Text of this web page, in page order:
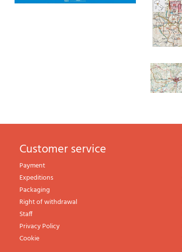
Customer service
Payment
Expeditions
Packaging
Right of withdrawal
Staff
Privacy Policy
Cookie